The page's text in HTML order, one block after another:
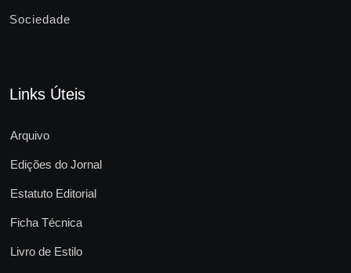
Sociedade
Links Úteis
Arquivo
Edições do Jornal
Estatuto Editorial
Ficha Técnica
Livro de Estilo